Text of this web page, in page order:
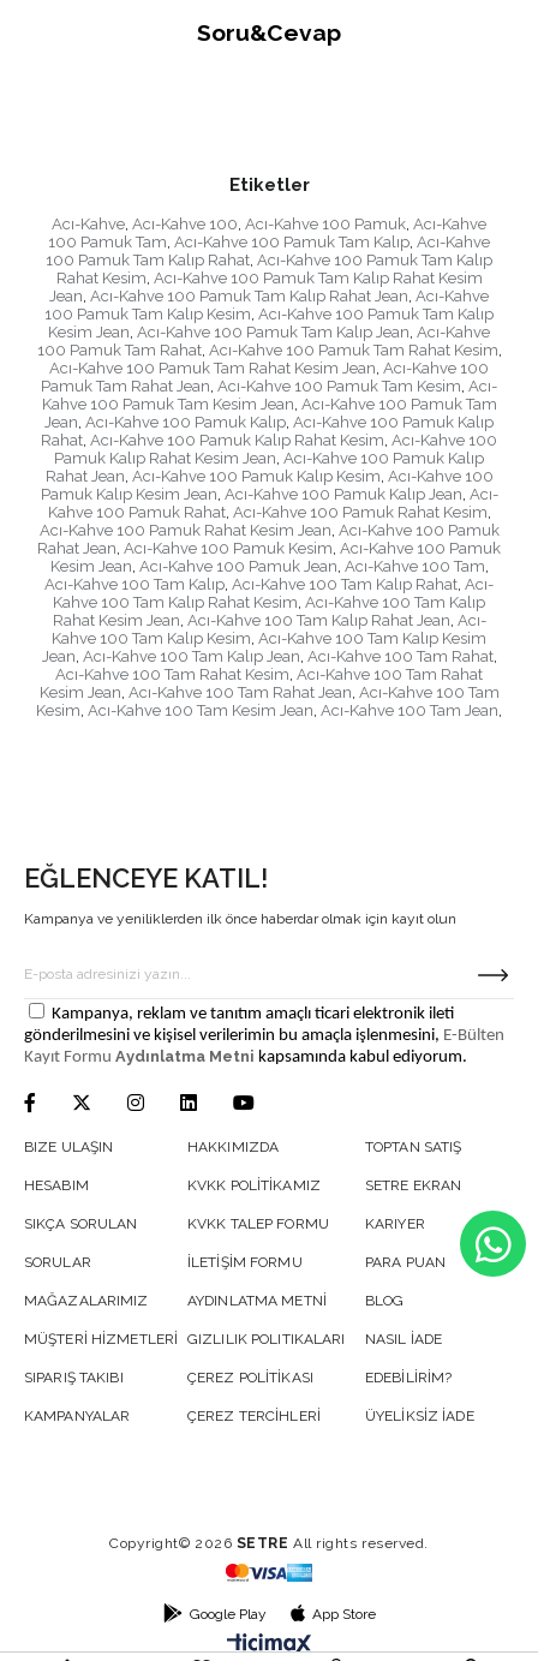
Soru&Cevap
Etiketler
Acı-Kahve Acı-Kahve 100 Acı-Kahve 100 Pamuk Acı-Kahve
100 Pamuk Tam Acı-Kahve 100 Pamuk Tam Kalıp Acı-Kahve
100 Pamuk Tam Kalıp Rahat Acı-Kahve 100 Pamuk Tam Kalıp
Rahat Kesim Acı-Kahve 100 Pamuk Tam Kalıp Rahat Kesim
Jean Acı-Kahve 100 Pamuk Tam Kalıp Rahat Jean Acı-Kahve
100 Pamuk Tam Kalıp Kesim Acı-Kahve 100 Pamuk Tam Kalıp
Kesim Jean Acı-Kahve 100 Pamuk Tam Kalıp Jean Acı-Kahve
100 Pamuk Tam Rahat, Acı-Kahve 100 Pamuk Tam Rahat Kesim
Acı-Kahve 100 Pamuk Tam Rahat Kesim Jean Acı-Kahve 100
Pamuk Tam Rahat Jean Acı-Kahve 100 Pamuk Tam Kesim Acı-
Kahve 100 Pamuk Tam Kesim Jean Acı-Kahve 100 Pamuk Tam
Jean Acı-Kahve 100 Pamuk Kalıp Acı-Kahve 100 Pamuk Kalıp
Rahat Acı-Kahve 100 Pamuk Kalıp Rahat Kesim Acı-Kahve 100
Pamuk Kalıp Rahat Kesim Jean Acı-Kahve 100 Pamuk Kalıp
Rahat Jean Acı-Kahve 100 Pamuk Kalıp Kesim Acı-Kahve 100
Pamuk Kalıp Kesim Jean Acı-Kahve 100 Pamuk Kalıp Jean Acı-
Kahve 100 Pamuk Rahat, Acı-Kahve 100 Pamuk Rahat Kesim
Acı-Kahve 100 Pamuk Rahat Kesim Jean Acı-Kahve 100 Pamuk
Rahat Jean Acı-Kahve 100 Pamuk Kesim Acı-Kahve 100 Pamuk
Kesim Jean Acı-Kahve 100 Pamuk Jean Acı-Kahve 100 Tam
Acı-Kahve 100 Tam Kalıp Acı-Kahve 100 Tam Kalıp Rahat Acı-
Kahve 100 Tam Kalıp Rahat Kesim Acı-Kahve 100 Tam Kalıp
Rahat Kesim Jean Acı-Kahve 100 Tam Kalıp Rahat Jean Acı-
Kahve 100 Tam Kalıp Kesim Acı-Kahve 100 Tam Kalıp Kesim
Jean Acı-Kahve 100 Tam Kalıp Jean Acı-Kahve 100 Tam Rahat,
Acı-Kahve 100 Tam Rahat Kesim Acı-Kahve 100 Tam Rahat
Kesim Jean Acı-Kahve 100 Tam Rahat Jean Acı-Kahve 100 Tam
Kesim Acı-Kahve 100 Tam Kesim Jean Acı-Kahve 100 Tam Jean
EĞLENCEYE KATIL!
Kampanya ve yeniliklerden ilk önce haberdar olmak için kayıt olun
Kampanya, reklam ve tanıtım amaçlı ticari elektronik ileti
gönderilmesini ve kişisel verilerimin bu amaçla işlenmesini, E-Bülten
Kayıt Formu Aydınlatma Metni kapsamında kabul ediyorum.
BIZE ULAŞIN
HESABIM
SIKÇA SORULAN
SORULAR
MAĞAZALARIMIZ
MÜŞTERİ HİZMETLERİ
SIPARIŞ TAKIBI
KAMPANYALAR
HAKKIMIZDA
KVKK POLİTİKAMIZ
KVKK TALEP FORMU
İLETİŞİM FORMU
AYDINLATMA METNİ
GIZLILIK POLITIKALARI
ÇEREZ POLİTİKASI
ÇEREZ TERCİHLERİ
TOPTAN SATIŞ
SETRE EKRAN
KARIYER
PARA PUAN
BLOG
NASIL İADE
EDEBİLİRİM?
ÜYELİKSİZ İADE
Copyright© 2026 SETRE All rights reserved.
Google Play App Store